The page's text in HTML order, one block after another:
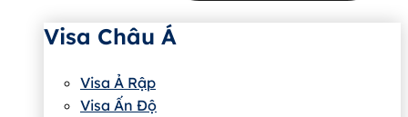
Visa Châu Á
Visa Ả Rập
Visa Ấn Độ